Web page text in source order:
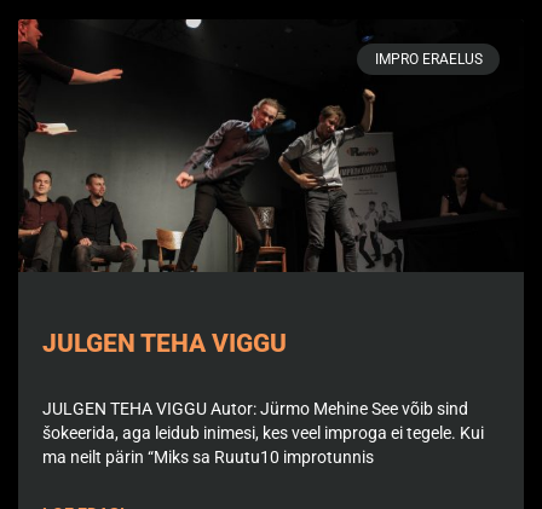
IMPRO ERAELUS
JULGEN TEHA VIGGU
JULGEN TEHA VIGGU Autor: Jürmo Mehine See võib sind
šokeerida, aga leidub inimesi, kes veel improga ei tegele. Kui
ma neilt pärin “Miks sa Ruutu10 improtunnis